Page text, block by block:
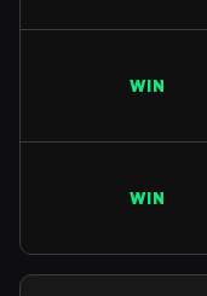
WIN
WIN